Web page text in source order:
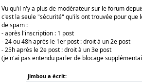
Vu qu'il n'y a plus de modérateur sur le forum
c'est la seule "sécurité" qu'ils ont trouvée pour que
de spam :
- après l'inscription : 1 post
- 24 ou 48h après le 1er post : droit à un 2e post
- 25h après le 2e post : droit à un 3e post
(je n'ai pas entendu parler de blocage
jimbou a écrit: